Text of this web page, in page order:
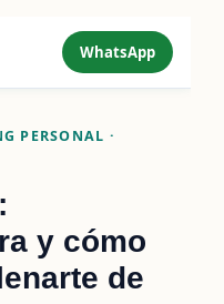
WhatsApp
PERSONAL ·
y cómo
de